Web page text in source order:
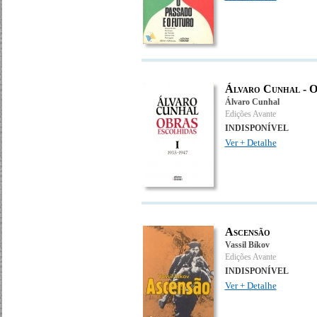
Álvaro Cunhal -
Álvaro Cunhal
Edições Avante
INDISPONÍVEL
Ver + Detalhe
Ascensão
Vassil Bíkov
Edições Avante
INDISPONÍVEL
Ver + Detalhe